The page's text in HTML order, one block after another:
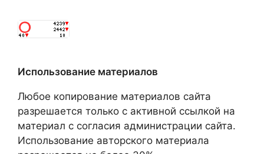
Использование материалов
Любое копирование материалов сайта
разрешается только с активной ссылкой на
материал с согласия администрации сайта.
Использование авторского материала